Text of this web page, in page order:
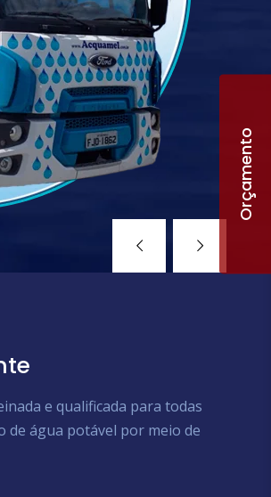
Orçamento
e qualificada para todas
de água potável por meio de